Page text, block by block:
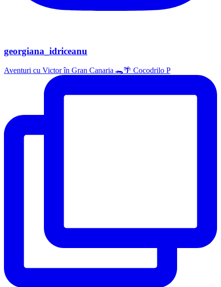
georgiana_idriceanu
Aventuri cu Victor în Gran Canaria 🐊🌴 Cocodrilo P